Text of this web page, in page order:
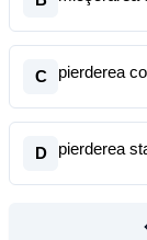
C pierderea
D pierderea